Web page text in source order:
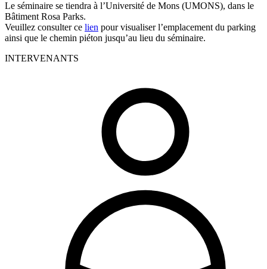
Le séminaire se tiendra à l’Université de Mons (UMONS), dans le
Bâtiment Rosa Parks.
Veuillez consulterce lien pour visualiser l’emplacement du parking
ainsi que le chemin piéton jusqu’au lieu du séminaire.
INTERVENANTS